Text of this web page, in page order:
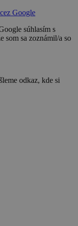
Google
súhlasím s
som sa zoznámil/a so
odkaz, kde si